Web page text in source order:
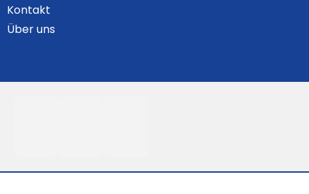
Kontakt
Über uns